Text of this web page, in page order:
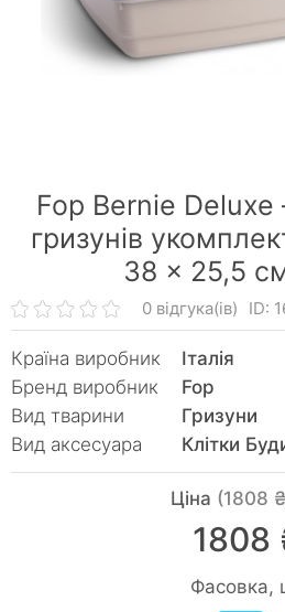
Fop Bernie Deluxe
гризунів
38 x 25,5
0 відгука(ів) ID:
Країна виробник
Італія
Бренд виробник
Fop
Вид тварини
Гризуни
Вид аксесуара
Клітки
Ціна (1808
1808
Фасовка,